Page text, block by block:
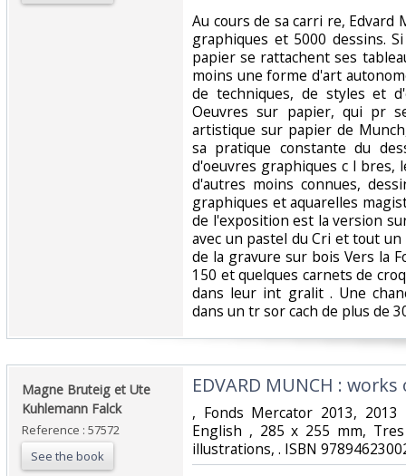
‎Au cours de sa carri re,
graphiques et 5000 dessins.
papier se rattachent ses
moins une forme d'art
de techniques, de styles et
Oeuvres sur papier, qui pr
artistique sur papier de
sa pratique constante du
d'oeuvres graphiques c l bres,
d'autres moins connues,
graphiques et aquarelles
de l'exposition est la version
avec un pastel du Cri et tout
de la gravure sur bois Vers la
150 et quelques carnets de
dans leur int gralit . Une
dans un tr sor cach de plus de
‎Magne Bruteig et Ute
Kuhlemann Falck‎
Reference : 57572
See the book
‎EDVARD MUNCH :
‎, Fonds Mercator 2013,
English , 285 x 255 mm,
illustrations, . ISBN